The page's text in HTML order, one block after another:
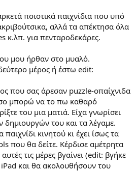
ποιοτικά παιχνίδια που υπό
αλλά τα απέκτησα όλα
κ.λπ. για πενταροδεκάρες.
μου ήρθαν στο μυαλό.
μέρος ή έστω edit:
που σας άρεσαν puzzle-οπαίχνιδα
μπορώ να το πω καθαρό
του μια ματιά. Είχα γνωρίσει
δημιουργών του και τα λέγαμε.
κινητού κι έχει ίσως τα
που θα δείτε. Κέρδισε αμέτρητα
τις μέρες βγαίνει (edit: βγήκε
και θα ακολουθήσουν του